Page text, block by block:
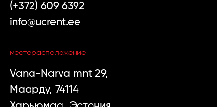
(+372) 609 6392
info@ucrent.ee
месторасположение
Vana-Narva mnt 29,
Маарду, 74114